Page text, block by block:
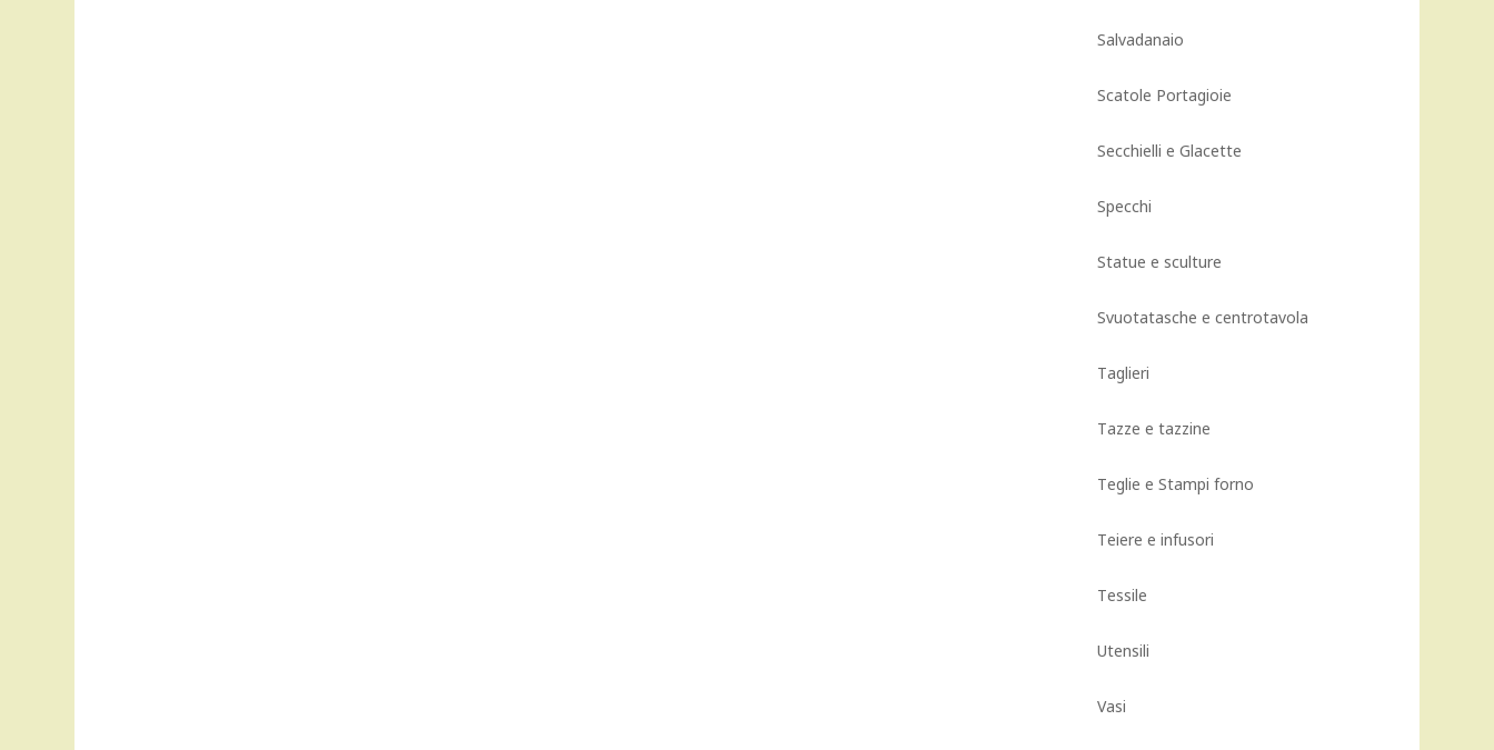
Salvadanaio
Scatole Portagioie
Secchielli e Glacette
Specchi
Statue e sculture
Svuotatasche e centrotavola
Taglieri
Tazze e tazzine
Teglie e Stampi forno
Teiere e infusori
Tessile
Utensili
Vasi